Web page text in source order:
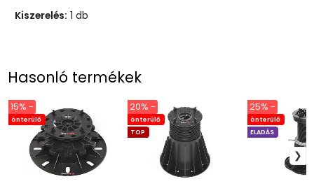
Kiszerelés: 1 db
Hasonló termékek
önterülő
15% -
önterülő
TOP
20% -
önterülő
ELADÁS
25% -